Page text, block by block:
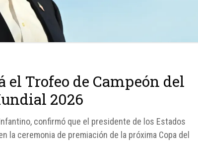
Trofeo de Campeón del
2026
confirmó que el presidente de los Estados
la ceremonia de premiación de la próxima Copa del